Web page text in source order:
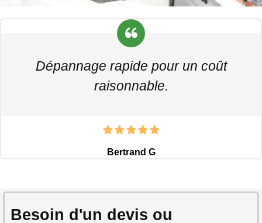
Dépannage rapide pour un coût
raisonnable.
Bertrand G
Besoin d'un devis ou